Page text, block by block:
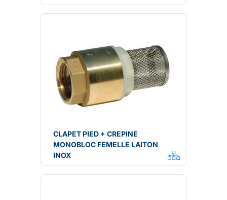
CLAPET PIED + CREPINE
MONOBLOC FEMELLE LAITON
INOX